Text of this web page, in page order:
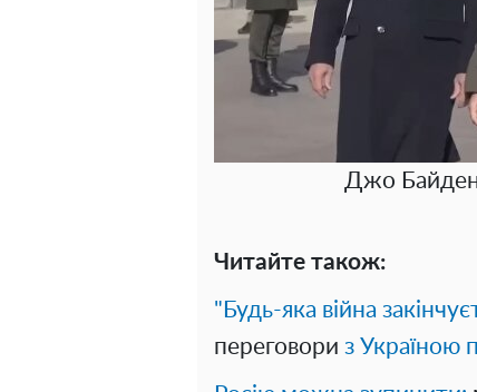
Джо Байден
Читайте також:
"Будь-яка війна
переговори з Україною